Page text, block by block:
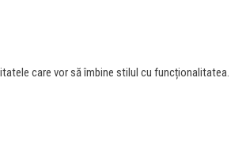
care vor să îmbine stilul cu funcționalitatea.